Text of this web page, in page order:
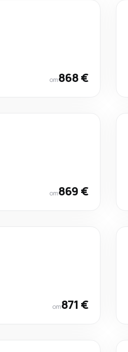
от868 €
от869 €
от871 €